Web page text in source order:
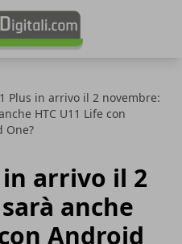
Plus in arrivo il 2 novembre:
HTC U11 Life con
One?
in arrivo il 2
anche
Android